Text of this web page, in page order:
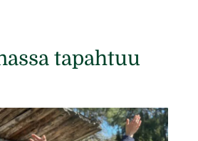
tapahtuu